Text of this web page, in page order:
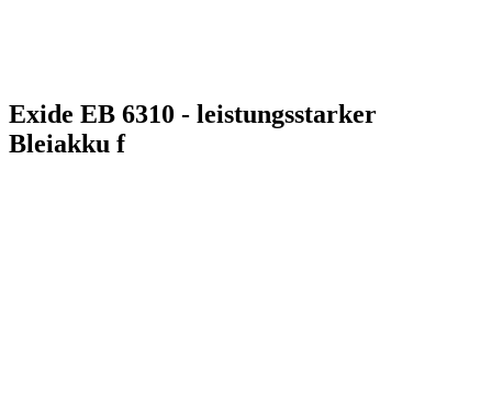
Exide EB 6310 - leistungsstarker
Bleiakku f